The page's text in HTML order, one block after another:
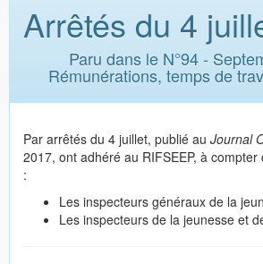
Arrêtés du 4
Paru dans le N°94 -
Rémunérations, temps de
Par arrêtés du 4 juillet, publié au Journal
2017, ont adhéré au RIFSEEP, à
:
Les inspecteurs généraux de la
Les inspecteurs de la jeunesse et